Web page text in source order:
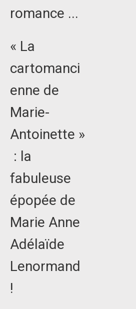
romance ...
« La
cartomanci
enne de
Marie-
Antoinette »
: la
fabuleuse
épopée de
Marie Anne
Adélaïde
Lenormand
!